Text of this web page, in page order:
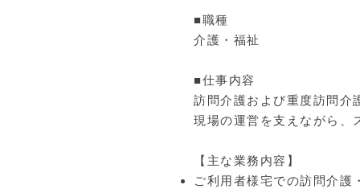
■職種
介護・福祉
■仕事内容
訪問介護および重度訪問介
現場の運営を支えながら、
【主な業務内容】
ご利用者様宅での訪問介護